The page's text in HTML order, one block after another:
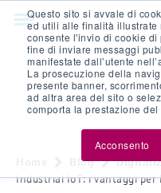
Questo sito si avvale di
ed utili alle finalità illustrate
consente l'invio di cookie
fine di inviare messaggi
manifestate dall’utente
La prosecuzione della
presente banner,
ad altra area del sito o
comporta la prestazione
Acconsento
Blog
Industrial IoT: i vantaggi per